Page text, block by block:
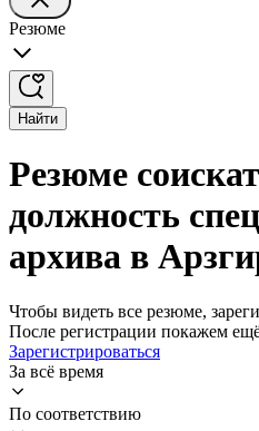
Резюме
Найти
Резюме
должность
архива в
Чтобы видеть все резюме,
После регистрации покажем
Зарегистрироваться
За всё время
По соответствию